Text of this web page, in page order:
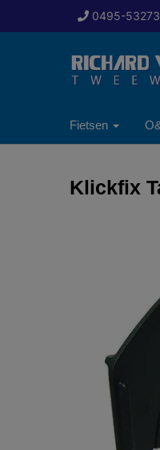
0495-
Fietsen
Klickfix